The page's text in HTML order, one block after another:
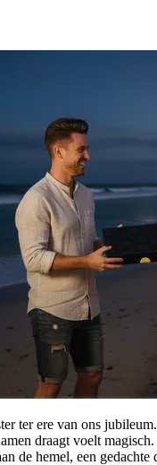
ter ere van ons
draagt voelt
de hemel, een gedachte